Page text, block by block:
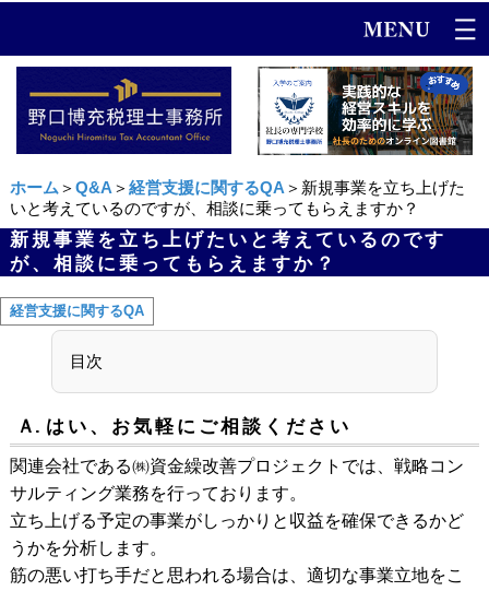
ホーム＞ Q&A＞ 経営支援に関するQA＞新規事業を立ち上げた
いと考えているのですが、相談に乗ってもらえますか？
新規事業を立ち上げたいと考えているのです
が、相談に乗ってもらえますか？
経営支援に関するQA
目次
Ａ. はい、お気軽にご相談ください
関連会社である㈱資金繰改善プロジェクトでは、戦略コン
サルティング業務を行っております。
立ち上げる予定の事業がしっかりと収益を確保できるかど
うかを分析します。
筋の悪い打ち手だと思われる場合は、適切な事業立地をこ